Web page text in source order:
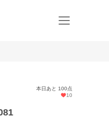
本日あと 100点
10